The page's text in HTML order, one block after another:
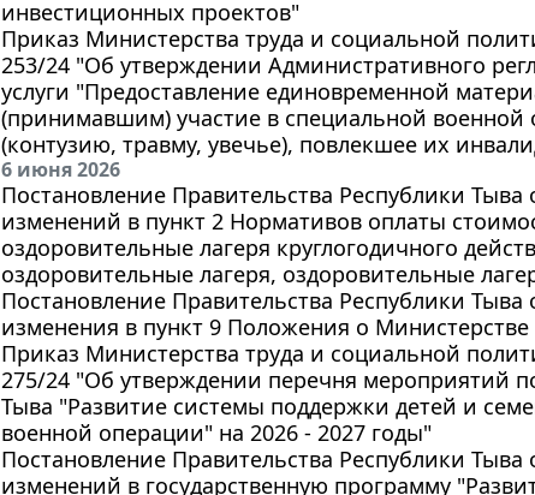
инвестиционных проектов"
Приказ Министерства труда и социальной
253/24 "Об утверждении Административного
услуги "Предоставление единовременной
(принимавшим) участие в специальной
(контузию, травму, увечье), повлекшее их
6 июня 2026
Постановление Правительства Республики Тыва
изменений в пункт 2 Нормативов оплаты
оздоровительные лагеря круглогодичного
оздоровительные лагеря, оздоровительные
Постановление Правительства Республики Тыва
изменения в пункт 9 Положения о
Приказ Министерства труда и социальной
275/24 "Об утверждении перечня мероприятий
Тыва "Развитие системы поддержки детей и
военной операции" на 2026 - 2027 годы"
Постановление Правительства Республики Тыва
изменений в государственную программу